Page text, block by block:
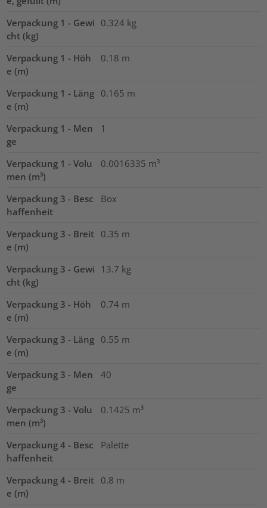
Verpackung 1 - Gewi
cht (kg)
0.324 kg
Verpackung 1 - Höh
e (m)
0.18 m
Verpackung 1 - Läng
e (m)
0.165 m
Verpackung 1 - Men
ge
1
Verpackung 1 - Volu
men (m³)
0.0016335 m³
Verpackung 3 - Besc
haffenheit
Box
Verpackung 3 - Breit
e (m)
0.35 m
Verpackung 3 - Gewi
cht (kg)
13.7 kg
Verpackung 3 - Höh
e (m)
0.74 m
Verpackung 3 - Läng
e (m)
0.55 m
Verpackung 3 - Men
ge
40
Verpackung 3 - Volu
men (m³)
0.1425 m³
Verpackung 4 - Besc
haffenheit
Palette
Verpackung 4 - Breit
e (m)
0.8 m